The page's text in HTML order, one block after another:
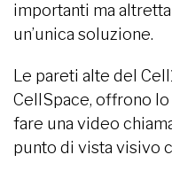
importanti ma
un’unica soluzione.
Le pareti alte del
CellSpace, offrono
fare una video
punto di vista visivo